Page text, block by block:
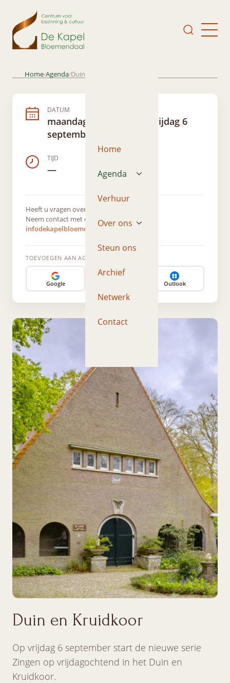
Home
Agenda
Verhuur
Over ons
Steun ons
Archief
Netwerk
Contact
Home/Agenda/Duin en Kruidkoor
DATUM
maandag 15 juli 2019 – vrijdag 6
september 2019
TIJD
—
Heeft u vragen over dit evenement?
Neem contact met ons op via
infodekapelbloemendaal@gmail.com
TOEVOEGEN AAN AGENDA
Google Outlook
Duin en Kruidkoor
Op vrijdag 6 september start de nieuwe serie
Zingen op vrijdagochtend in het Duin en
Kruidkoor.